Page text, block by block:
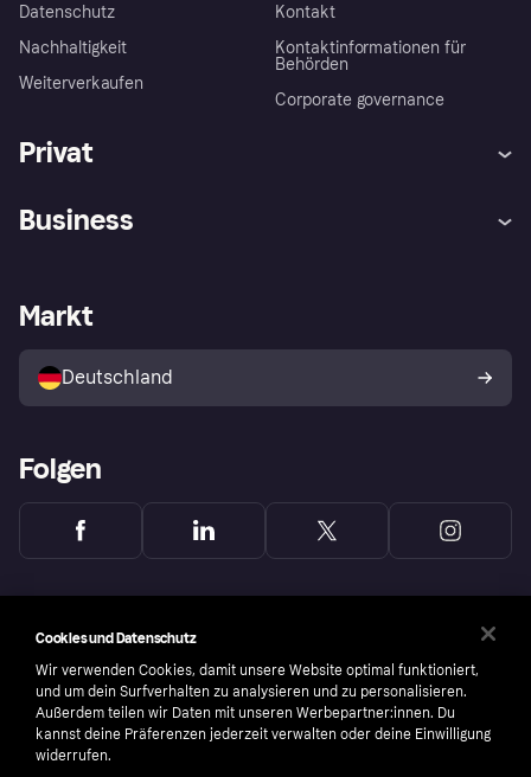
Datenschutz
Nachhaltigkeit
Weiterverkaufen
Kontakt
Kontaktinformationen für
Behörden
Corporate governance
Privat
Klarna App
Shops entdecken
Käuferschutzrichtlinie
Dein Widerrufsrecht
Business
Händlerportal
Markt
Deutschland
Folgen
Cookies und Datenschutz
Wir verwenden Cookies, damit unsere Website optimal funktioniert,
und um dein Surfverhalten zu analysieren und zu personalisieren.
Außerdem teilen wir Daten mit unseren Werbepartner:innen. Du
kannst deine Präferenzen jederzeit verwalten oder deine Einwilligung
widerrufen.